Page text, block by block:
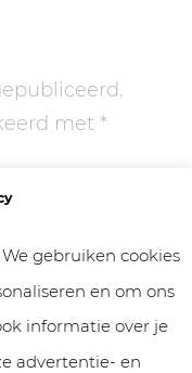
met *
We gebruiken cookies
en om ons
informatie over je
advertentie- en